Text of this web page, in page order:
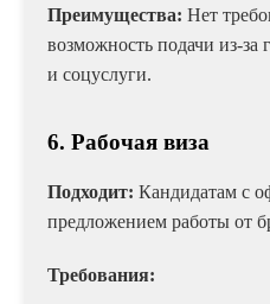
Преимущества: Нет
возможность подачи из-за
и соцуслуги.
6. Рабочая виза
Подходит: Кандидатам с
предложением работы от
Требования: